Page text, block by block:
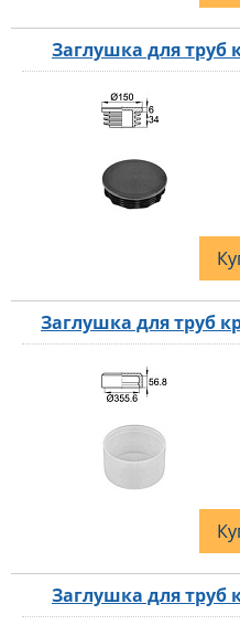
Заглушка для труб
Заглушка для труб
Заглушка для труб